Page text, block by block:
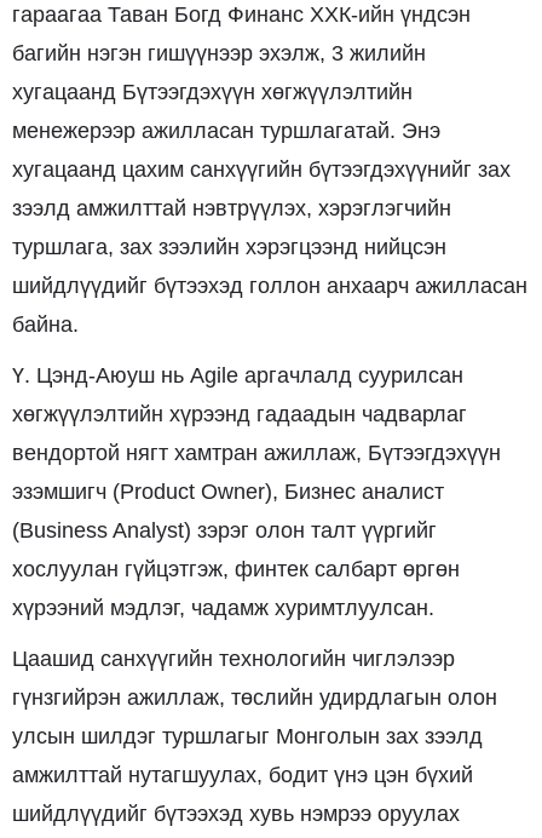
гараагаа Таван Богд Финанс ХХК-ийн үндсэн
багийн нэгэн гишүүнээр эхэлж, 3 жилийн
хугацаанд Бүтээгдэхүүн хөгжүүлэлтийн
менежерээр ажилласан туршлагатай. Энэ
хугацаанд цахим санхүүгийн бүтээгдэхүүнийг зах
зээлд амжилттай нэвтрүүлэх, хэрэглэгчийн
туршлага, зах зээлийн хэрэгцээнд нийцсэн
шийдлүүдийг бүтээхэд голлон анхаарч ажилласан
байна.
Ү. Цэнд-Аюуш нь Agile аргачлалд суурилсан
хөгжүүлэлтийн хүрээнд гадаадын чадварлаг
вендортой нягт хамтран ажиллаж, Бүтээгдэхүүн
эзэмшигч (Product Owner), Бизнес аналист
(Business Analyst) зэрэг олон талт үүргийг
хослуулан гүйцэтгэж, финтек салбарт өргөн
хүрээний мэдлэг, чадамж хуримтлуулсан.
Цаашид санхүүгийн технологийн чиглэлээр
гүнзгийрэн ажиллаж, төслийн удирдлагын олон
улсын шилдэг туршлагыг Монголын зах зээлд
амжилттай нутагшуулах, бодит үнэ цэн бүхий
шийдлүүдийг бүтээхэд хувь нэмрээ оруулах